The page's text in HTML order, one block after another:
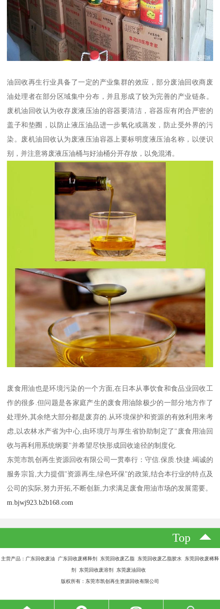
油回收再生行业具备了一定的产业集群的效应，部分废油回收商废
油处理者在部分区域集中分布，并且形成了较为完善的产业链条。
废机油回收认为收存废液压油的容器要清洁，容器应有闭合严密的
盖子和垫圈，以防止液压油品进一步氧化或蒸发，防止受外界的污
染。废机油回收认为废液压油容器上要标明度液压油名称，以便识
别，并注意将废液压油桶与好油桶分开存放，以免混淆。
废食用油也是环境污染的一个方面,在日本从事饮食和食品业回收工
作的很多.但问题是各家庭产生的废食用油除极少的一部分地方作了
处理外,其余绝大部分都是废弃的.从环境保护和资源的有效利用来考
虑,以农林水产省为中心,由环境厅与厚生省协助制定了"废食用油回
收与再利用系统纲要"并希望尽快形成回收途径的制度化.
东莞市凯创再生资源回收有限公司一贯奉行：守信.保质.快捷.竭诚的
服务宗旨,大力提倡"资源再生,绿色环保"的政策,结合本行业的特点及
公司的实际,努力开拓,不断创新,力求满足废食用油市场的发展需要。
m.bjwj923.b2b168.com
Top
主营产品：广东回收废油 广东回收废稀释剂 东莞回收废乙脂 东莞回收废乙脂胶水 东莞回收废稀释
剂 东莞回收废溶剂 东莞废油回收
版权所有：东莞市凯创再生资源回收有限公司